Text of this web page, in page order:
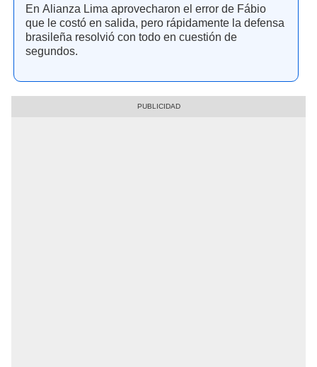
En Alianza Lima aprovecharon el error de Fábio
que le costó en salida, pero rápidamente la defensa
brasileña resolvió con todo en cuestión de
segundos.